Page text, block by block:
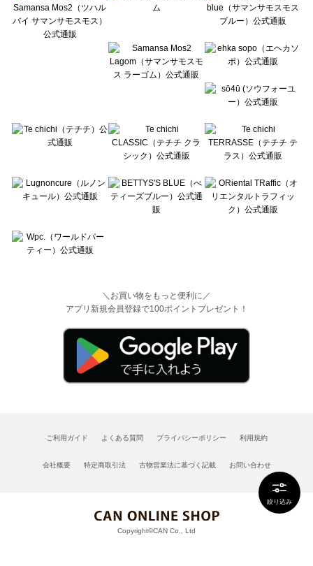
絞り込み
BETTY'S BLUE（べティーズブルー）の一覧
Wpc.（ワールドパーティー）の一覧
＼お買い物をもっと便利に／
アプリ新規会員登録で100ポイントプレゼント！
ご利用ガイド よくある質問 プライバシーポリシー 利用規約
会社概要 特定商取引法 古物営業法に基づく記載 お問い合わせ
Copyright©CAN Co., Ltd